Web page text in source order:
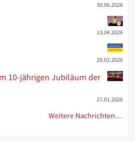
30.06.2026
13.04.2026
20.02.2026
10-jährigen Jubiläum der
27.01.2026
Weitere Nachrichten…